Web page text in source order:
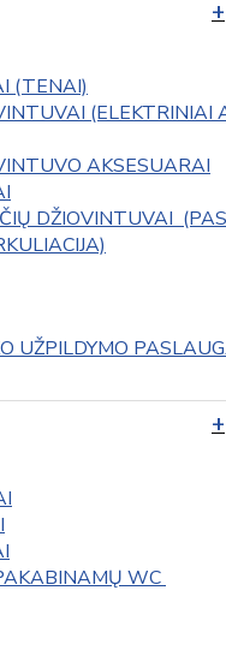
(TENAI)
(ELEKTRINIAI
AKSESUARAI
DŽIOVINTUVAI
UŽPILDYMO
WC